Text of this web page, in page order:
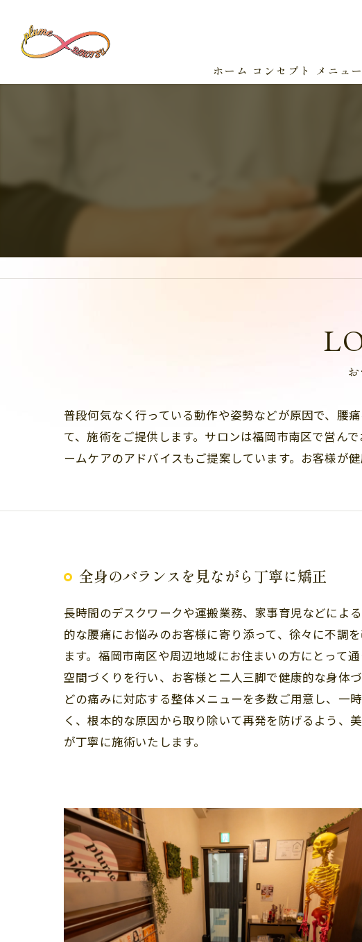
ホーム コンセプト メニュー
普段何気なく行っている動作や姿勢などが原因で、腰
て、施術をご提供します。サロンは福岡市南区で営ん
ームケアのアドバイスもご提案しています。お客様が
全身のバランスを見ながら丁寧に矯正
長時間のデスクワークや運搬業務、家事育児などによ
的な腰痛にお悩みのお客様に寄り添って、徐々に不調
ます。福岡市南区や周辺地域にお住まいの方にとって
空間づくりを行い、お客様と二人三脚で健康的な身体
どの痛みに対応する整体メニューを多数ご用意し、一
く、根本的な原因から取り除いて再発を防げるよう、
が丁寧に施術いたします。